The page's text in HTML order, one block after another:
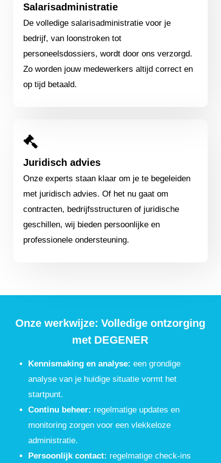
Salarisadministratie
De volledige salarisadministratie voor je
bedrijf, van loonstroken tot
personeelsdossiers, wordt door ons verzorgd.
Zo worden jouw medewerkers altijd correct en
op tijd betaald.
Juridisch advies
Onze experts staan klaar om je te begeleiden
met juridisch advies. Of het nu gaat om
contracten, bedrijfsstructuren of juridische
geschillen, wij bieden persoonlijke en
professionele ondersteuning.
Onze werkwijze: Volledige ontzorging
met DEGENER
Kennismaking en analyse: een grondige
analyse van je huidige situatie vormt het
startpunt.
Continu beheer: regelmatige updates en
monitoring zorgen voor een vlekkeloze
administratie.
Persoonlijk contact: regelmatige check-ins